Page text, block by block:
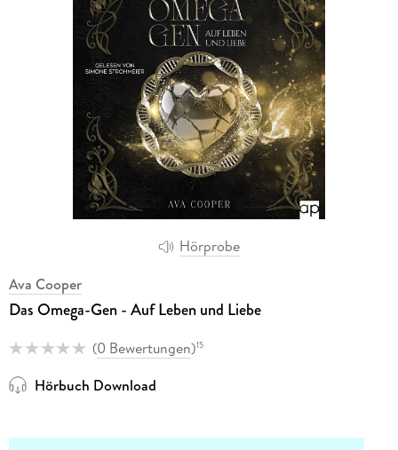
Hörprobe
Ava Cooper
Das Omega-Gen - Auf Leben und Liebe
(0 Bewertungen)15
Hörbuch Download